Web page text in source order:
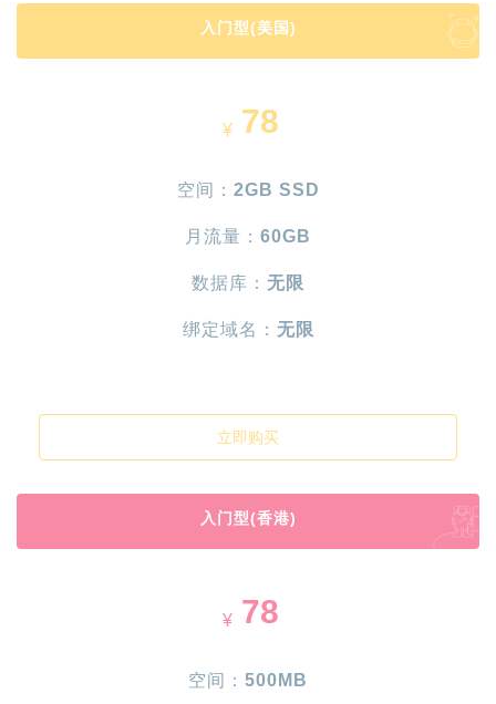
入门型(美国)
¥ 78
空间： 2GB SSD
月流量： 60GB
数据库： 无限
绑定域名： 无限
立即购买
入门型(香港)
¥ 78
空间： 500MB